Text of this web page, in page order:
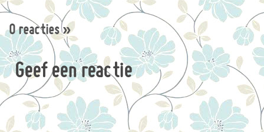
0 reacties »
Geef een reactie